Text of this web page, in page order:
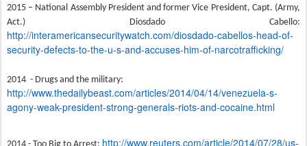
2015 – National Assembly President and former Vice President, Capt. (Army,
Act.) Diosdado Cabello:
http://interamericansecuritywatch.com/diosdado-cabellos-head-of-
security-defects-to-the-u-s-and-accuses-him-of-narcotrafficking/
2014 - Drugs and the military:
http://www.thedailybeast.com/articles/2014/04/14/venezuela-s-
agony-weak-president-strong-generals-riots-and-cocaine.html
http://www.reuters.com/article/2014/07/28/us-